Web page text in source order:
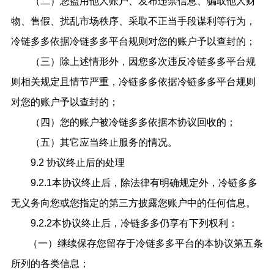
物、售假、扰乱市场秩序、采取不正当手段谋利等行为，
冷链多多依据冷链多多平台规则对您的账户予以查封的；
（三）除上述情形外，因您多次违反冷链多多平台规
则相关规定且情节严重，冷链多多依据冷链多多平台规则
对您的账户予以查封的；
（四）您的账户被冷链多多依据本协议回收的；
（五）其它应当终止服务的情况。
9.2 协议终止后的处理
9.2.1本协议终止后，除法律有明确规定外，冷链多多
无义务向您或您指定的第三方披露您账户中的任何信息。
9.2.2本协议终止后，冷链多多仍享有下列权利：
（一）继续保存您留存于冷链多多平台的本协议第五条
所列的各类信息；